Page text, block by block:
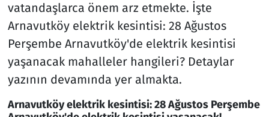
vatandaşlarca önem arz etmekte. İşte
Arnavutköy elektrik kesintisi: 28 Ağustos
Perşembe Arnavutköy'de elektrik kesintisi
yaşanacak mahalleler hangileri? Detaylar
yazının devamında yer almakta.
Arnavutköy elektrik kesintisi: 28 Ağustos Perşembe